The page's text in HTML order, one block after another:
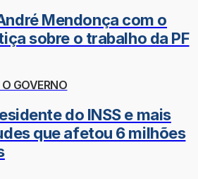
Mendonça com o
sobre o trabalho da PF
GOVERNO
do INSS e mais
que afetou 6 milhões